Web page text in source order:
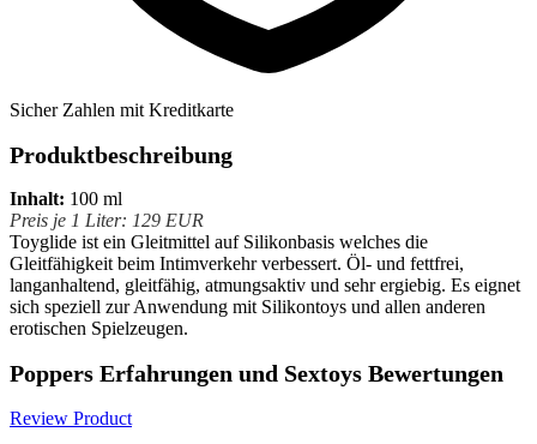
Sicher Zahlen mit Kreditkarte
Produktbeschreibung
Inhalt: 100 ml
Preis je 1 Liter: 129 EUR
Toyglide ist ein Gleitmittel auf Silikonbasis welches die
Gleitfähigkeit beim Intimverkehr verbessert. Öl- und fettfrei,
langanhaltend, gleitfähig, atmungsaktiv und sehr ergiebig. Es eignet
sich speziell zur Anwendung mit Silikontoys und allen anderen
erotischen Spielzeugen.
Poppers Erfahrungen und Sextoys Bewertungen
Review Product